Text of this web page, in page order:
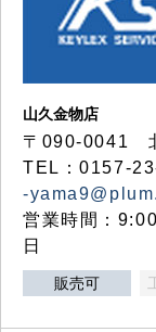
山久金物店
〒090-0041
TEL：0157-
-
営業時間：
日
販売可